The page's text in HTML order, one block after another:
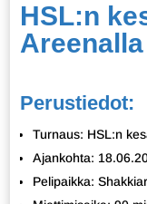
HSL:n
Areenalla
Perustiedot:
Turnaus: HSL:n
Ajankohta:
Pelipaikka: